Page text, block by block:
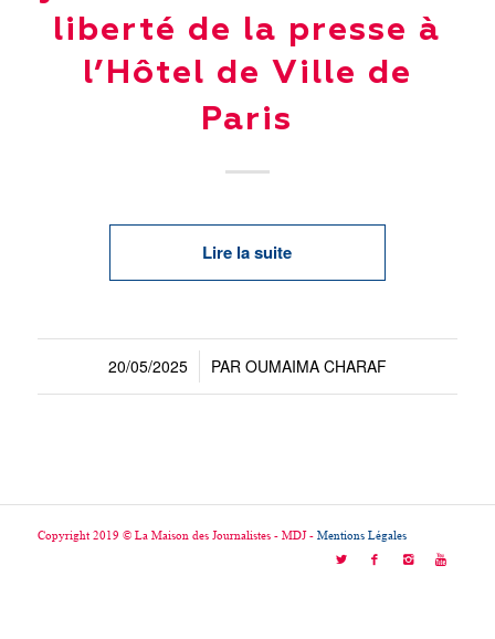
liberté de la presse à
l’Hôtel de Ville de
Paris
Lire la suite
20/05/2025
/ PAR OUMAIMA CHARAF
Copyright 2019 © La Maison des Journalistes - MDJ - Mentions Légales